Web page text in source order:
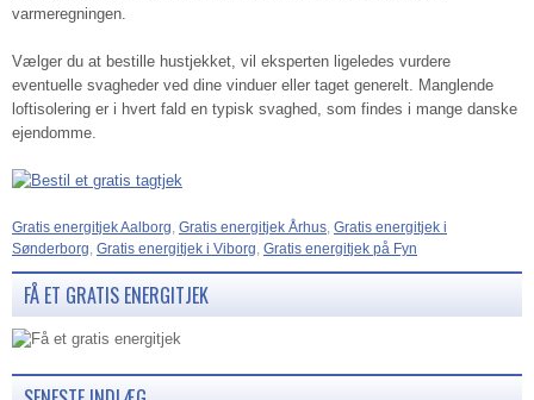
varmeregningen.
Vælger du at bestille hustjekket, vil eksperten ligeledes vurdere
eventuelle svagheder ved dine vinduer eller taget generelt. Manglende
loftisolering er i hvert fald en typisk svaghed, som findes i mange danske
ejendomme.
Gratis energitjek Aalborg, Gratis energitjek Århus, Gratis energitjek i
Sønderborg, Gratis energitjek i Viborg, Gratis energitjek på Fyn
FÅ ET GRATIS ENERGITJEK